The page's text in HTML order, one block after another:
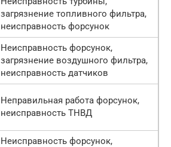
загрязнение топливного фильтра,
неисправность форсунок
Неисправность форсунок,
загрязнение воздушного фильтра,
неисправность датчиков
Неправильная работа форсунок,
неисправность ТНВД
Неисправность форсунок,